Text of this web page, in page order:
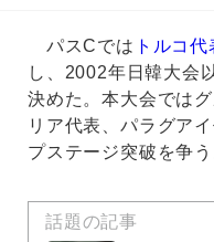
パスCでは トルコ代
し、2002年日韓大会
決めた。本大会では
リア代表、パラグア
プステージ突破を争う
話題の記事